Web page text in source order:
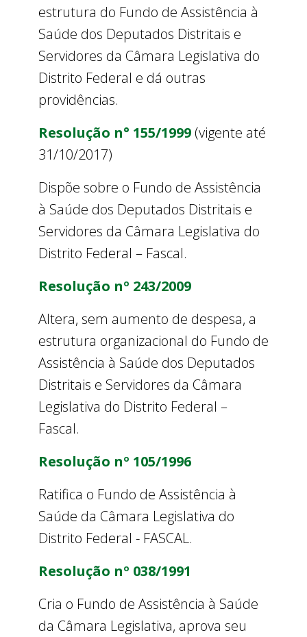
estrutura do Fundo de Assistência à
Saúde dos Deputados Distritais e
Servidores da Câmara Legislativa do
Distrito Federal e dá outras
providências.
Resolução n° 155/1999 (vigente até
31/10/2017)
Dispõe sobre o Fundo de Assistência
à Saúde dos Deputados Distritais e
Servidores da Câmara Legislativa do
Distrito Federal – Fascal.
Resolução nº 243/2009
Altera, sem aumento de despesa, a
estrutura organizacional do Fundo de
Assistência à Saúde dos Deputados
Distritais e Servidores da Câmara
Legislativa do Distrito Federal –
Fascal.
Resolução nº 105/1996
Ratifica o Fundo de Assistência à
Saúde da Câmara Legislativa do
Distrito Federal - FASCAL.
Resolução nº 038/1991
Cria o Fundo de Assistência à Saúde
da Câmara Legislativa, aprova seu